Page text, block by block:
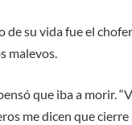
de su vida fue el
malevos.
que iba a morir.
me dicen que